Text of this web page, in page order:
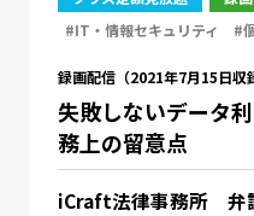
#IT・情報セキュリティ
#
録画配信（2021年7月15日収
失敗しないデータ
務上の留意点
iCraft法律事務所 弁